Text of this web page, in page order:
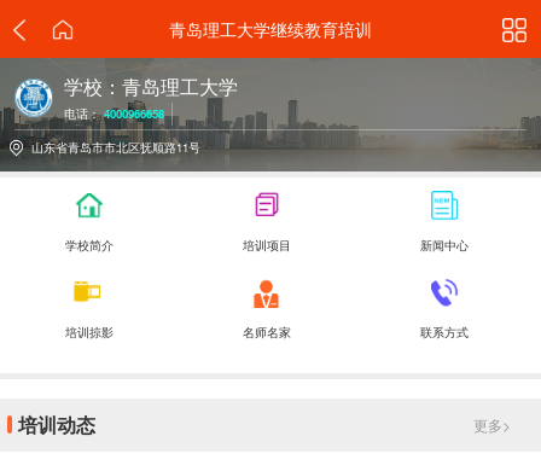
青岛理工大学继续教育培训
学校：青岛理工大学
电话：4000966658
山东省青岛市市北区抚顺路11号
学校简介 培训项目 新闻中心
培训掠影 名师名家 联系方式
培训动态 更多>